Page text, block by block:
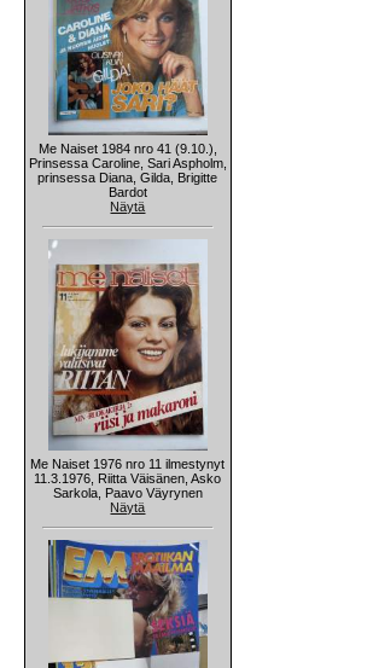
Me Naiset 1984 nro 41 (9.10.),
Prinsessa Caroline, Sari Aspholm,
prinsessa Diana, Gilda, Brigitte
Bardot
Näytä
Me Naiset 1976 nro 11 ilmestynyt
11.3.1976, Riitta Väisänen, Asko
Sarkola, Paavo Väyrynen
Näytä